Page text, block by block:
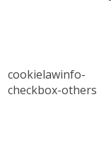
cookielawinfo-
checkbox-others